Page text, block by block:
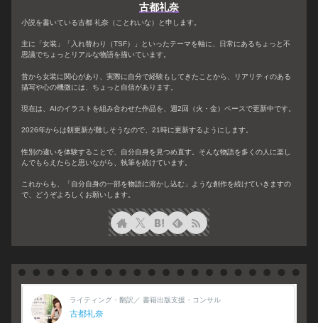
古都礼奈
小説を書いている古都 礼奈（ことれいな）と申します。
主に「女装」「入れ替わり（TSF）」といったテーマを軸に、日常にあるちょっと不
思議でちょっとリアルな物語を描いています。
昔から女装に関心があり、実際に自分で経験もしてきたことから、リアリティのある
描写や心の機微には、ちょっと自信があります。
現在は、AIのイラストを組み合わせた作品を、週2回（火・金）ペースで更新中です。
2026年からは朝更新が難しそうなので、21時に更新するようにします。
性別の違いを体験することで、自分自身を見つめ直す。そんな物語を多くの人に楽し
んでもらえたらと思いながら、執筆を続けています。
これからも、「自分自身の一部を物語に溶かし込む」ような創作を続けていきますの
で、どうぞよろしくお願いします。